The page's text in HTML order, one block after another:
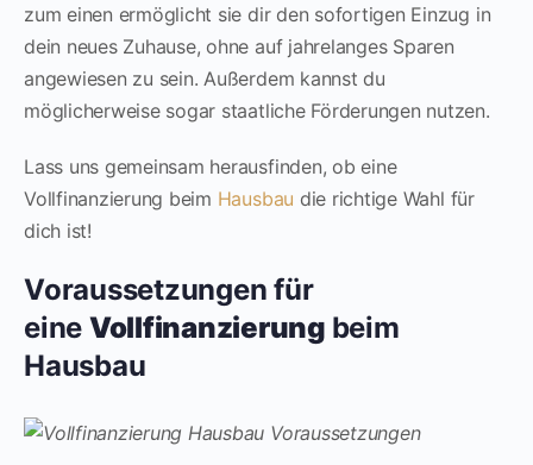
zum einen ermöglicht sie dir den sofortigen Einzug in
dein neues Zuhause, ohne auf jahrelanges Sparen
angewiesen zu sein. Außerdem kannst du
möglicherweise sogar staatliche Förderungen nutzen.
Lass uns gemeinsam herausfinden, ob eine
Vollfinanzierung beim Hausbau die richtige Wahl für
dich ist!
Voraussetzungen für
eine Vollfinanzierung beim
Hausbau